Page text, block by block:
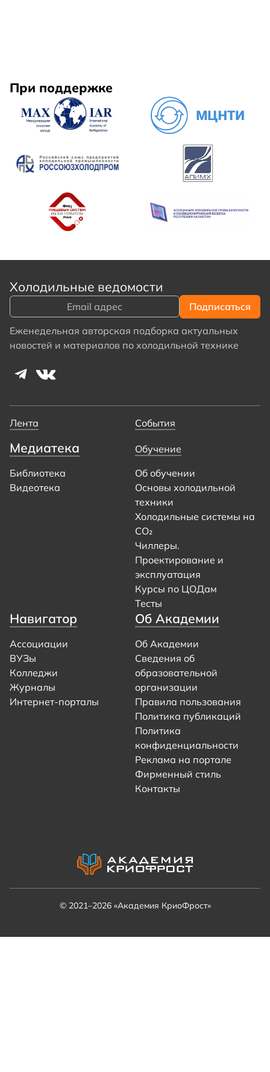
При поддержке
Холодильные ведомости
Еженедельная авторская подборка актуальных
новостей и материалов по холодильной технике
Лента События
Медиатека
Библиотека
Видеотека
Обучение
Об обучении
Основы холодильной
техники
Холодильные системы на
CO₂
Чиллеры.
Проектирование и
эксплуатация
Курсы по ЦОДам
Тесты
Навигатор
Ассоциации
ВУЗы
Колледжи
Журналы
Интернет-порталы
Об Академии
Об Академии
Сведения об
образовательной
организации
Правила пользования
Политика публикаций
Политика
конфиденциальности
Реклама на портале
Фирменный стиль
Контакты
© 2021–2026 «Академия КриоФрост»